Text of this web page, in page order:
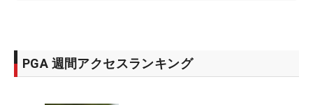
PGA 週間アクセスランキング